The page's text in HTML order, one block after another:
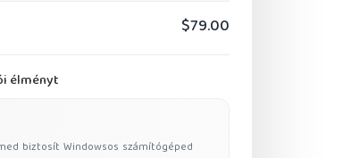
$79.00
élményt
biztosít Windowsos számítógéped